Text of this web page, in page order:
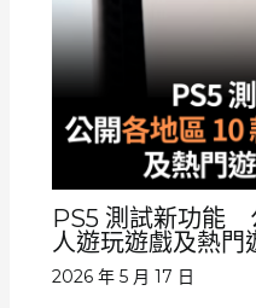
PS5 測試新功能
人遊玩遊戲及熱門
2026 年 5 月 17 日